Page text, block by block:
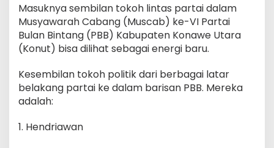
Masuknya sembilan tokoh lintas partai dalam
Musyawarah Cabang (Muscab) ke-VI Partai
Bulan Bintang (PBB) Kabupaten Konawe Utara
(Konut) bisa dilihat sebagai energi baru.
Kesembilan tokoh politik dari berbagai latar
belakang partai ke dalam barisan PBB. Mereka
adalah:
1. Hendriawan